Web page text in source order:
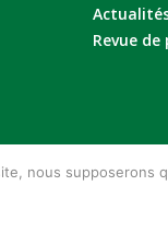
Revue de
nous supposerons